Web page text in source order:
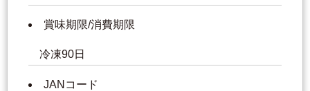
賞味期限/消費期限
冷凍90日
JANコード